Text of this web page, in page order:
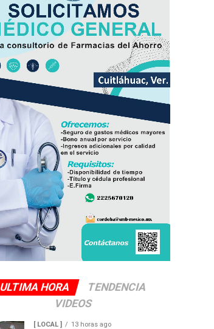
ULTIMA HORA
TENDENCIA
VIDEOS
[ LOCAL ] 13 horas ago